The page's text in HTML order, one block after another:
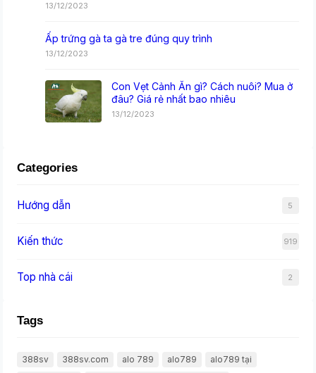
13/12/2023
Ấp trứng gà ta gà tre đúng quy trình
13/12/2023
Con Vẹt Cảnh Ăn gì? Cách nuôi? Mua ở
đâu? Giá rẻ nhất bao nhiêu
13/12/2023
Categories
Hướng dẫn 5
Kiến thức 919
Top nhà cái 2
Tags
388sv 388sv.com alo 789 alo789
alo789 tại